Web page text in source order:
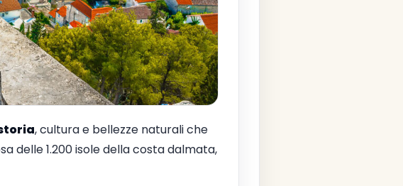
, cultura e bellezze naturali che
delle 1.200 isole della costa dalmata,